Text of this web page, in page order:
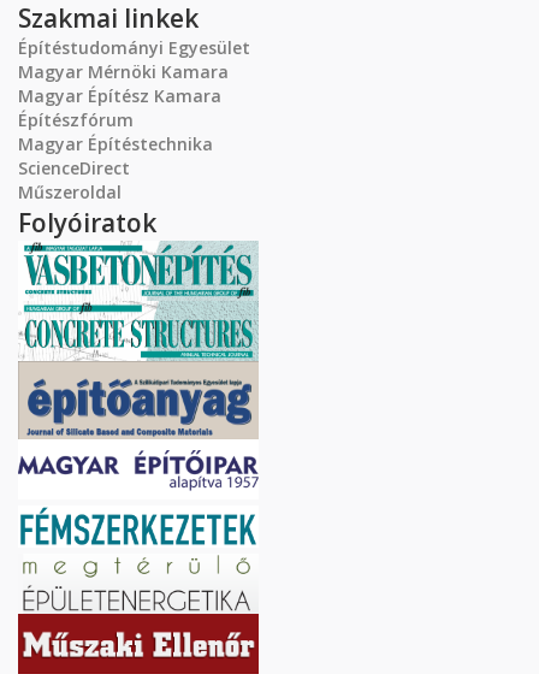
Szakmai linkek
Építéstudományi Egyesület
Magyar Mérnöki Kamara
Magyar Építész Kamara
Építészfórum
Magyar Építéstechnika
ScienceDirect
Műszeroldal
Folyóiratok